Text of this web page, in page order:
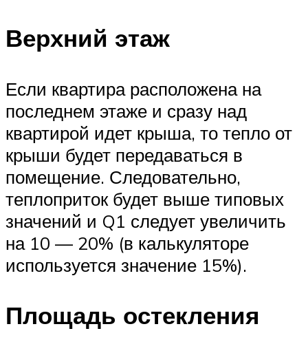
Верхний этаж
Если квартира расположена на
последнем этаже и сразу над
квартирой идет крыша, то тепло от
крыши будет передаваться в
помещение. Следовательно,
теплоприток будет выше типовых
значений и Q1 следует увеличить
на 10 — 20% (в калькуляторе
используется значение 15%).
Площадь остекления